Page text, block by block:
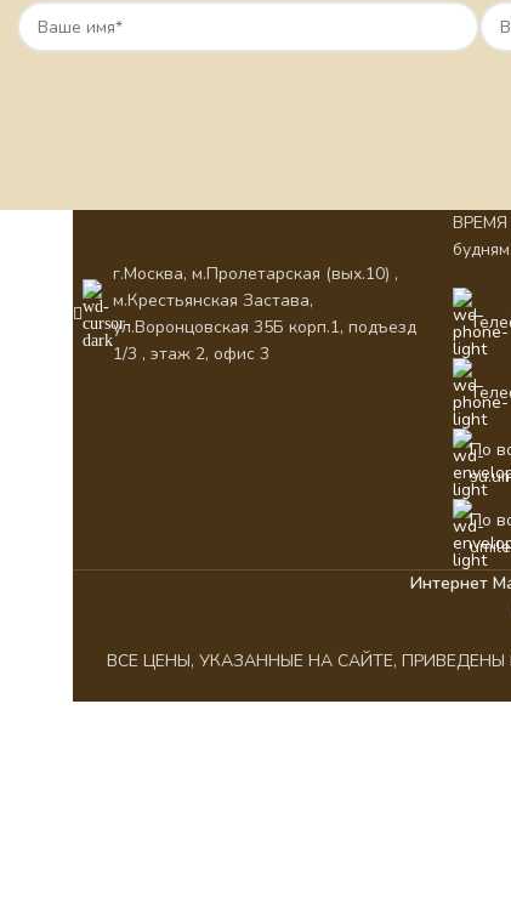
г.Москва, м.Пролетарская (вых.10) ,
м.Крестьянская Застава,
ул.Воронцовская 35Б корп.1, подъезд
1/3 , этаж 2, офис 3
ВРЕМЯ
будням.
По
По
Интернет
ВСЕ ЦЕНЫ, УКАЗАННЫЕ НА САЙТЕ,